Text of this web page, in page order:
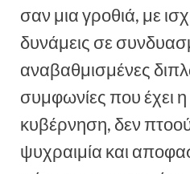
σαν μια γροθιά, με
δυνάμεις σε
αναβαθμισμένες
συμφωνίες που έχει
κυβέρνηση, δεν
ψυχραιμία και